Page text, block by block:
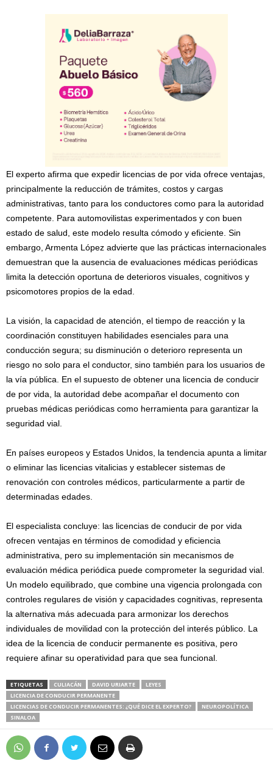
El experto afirma que expedir licencias de por vida ofrece ventajas,
principalmente la reducción de trámites, costos y cargas
administrativas, tanto para los conductores como para la autoridad
competente. Para automovilistas experimentados y con buen
estado de salud, este modelo resulta cómodo y eficiente. Sin
embargo, Armenta López advierte que las prácticas internacionales
demuestran que la ausencia de evaluaciones médicas periódicas
limita la detección oportuna de deterioros visuales, cognitivos y
psicomotores propios de la edad.
La visión, la capacidad de atención, el tiempo de reacción y la
coordinación constituyen habilidades esenciales para una
conducción segura; su disminución o deterioro representa un
riesgo no solo para el conductor, sino también para los usuarios de
la vía pública. En el supuesto de obtener una licencia de conducir
de por vida, la autoridad debe acompañar el documento con
pruebas médicas periódicas como herramienta para garantizar la
seguridad vial.
En países europeos y Estados Unidos, la tendencia apunta a limitar
o eliminar las licencias vitalicias y establecer sistemas de
renovación con controles médicos, particularmente a partir de
determinadas edades.
El especialista concluye: las licencias de conducir de por vida
ofrecen ventajas en términos de comodidad y eficiencia
administrativa, pero su implementación sin mecanismos de
evaluación médica periódica puede comprometer la seguridad vial.
Un modelo equilibrado, que combine una vigencia prolongada con
controles regulares de visión y capacidades cognitivas, representa
la alternativa más adecuada para armonizar los derechos
individuales de movilidad con la protección del interés público. La
idea de la licencia de conducir permanente es positiva, pero
requiere afinar su operatividad para que sea funcional.
ETIQUETAS CULIACÁN DAVID URIARTE
LEYES
LICENCIA DE CONDUCIR PERMANENTE
LICENCIAS DE CONDUCIR PERMANENTES: ¿QUÉ DICE EL EXPERTO?
NEUROPOLÍTICA
SINALOA